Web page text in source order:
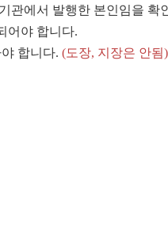
관에서 발행한 본인임을 확
어야 합니다.
합니다. (도장, 지장은 안됨)